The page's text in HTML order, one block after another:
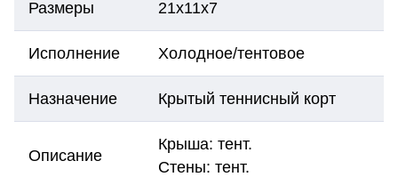
Размеры 21х11х7
Исполнение Холодное/тентовое
Назначение Крытый теннисный корт
Описание
Крыша: тент.
Стены: тент.